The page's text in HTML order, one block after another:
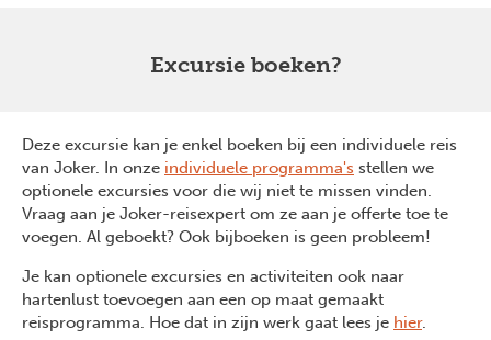
Excursie boeken?
Deze excursie kan je enkel boeken bij een individuele reis
van Joker. In onze individuele programma's stellen we
optionele excursies voor die wij niet te missen vinden.
Vraag aan je Joker-reisexpert om ze aan je offerte toe te
voegen. Al geboekt? Ook bijboeken is geen probleem!
Je kan optionele excursies en activiteiten ook naar
hartenlust toevoegen aan een op maat gemaakt
reisprogramma. Hoe dat in zijn werk gaat lees je hier.